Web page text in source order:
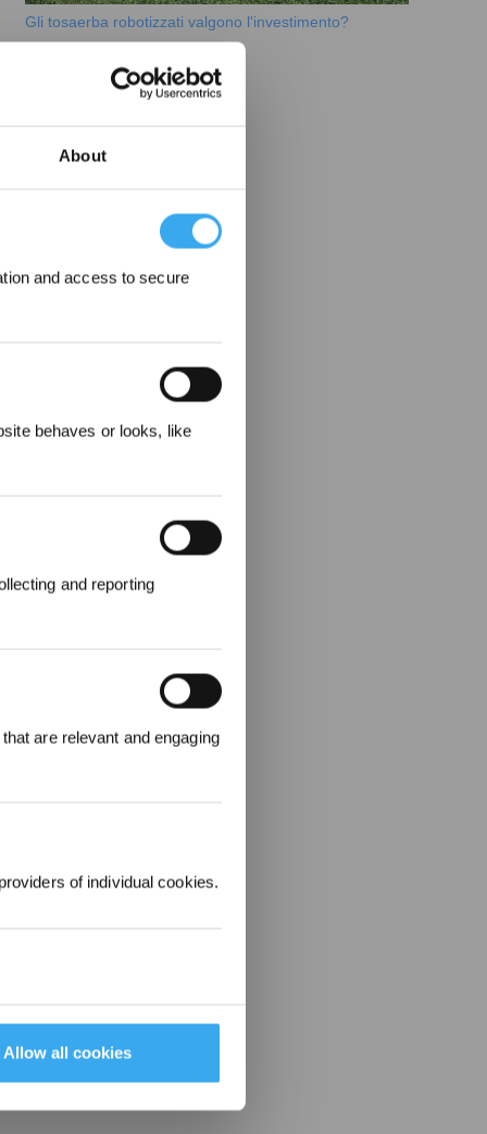
About
and access to secure
behaves or looks, like
and reporting
are relevant and engaging
of individual cookies.
Allow all cookies
Gli tosaerba robotizzati valgono l'investimento?
punti per